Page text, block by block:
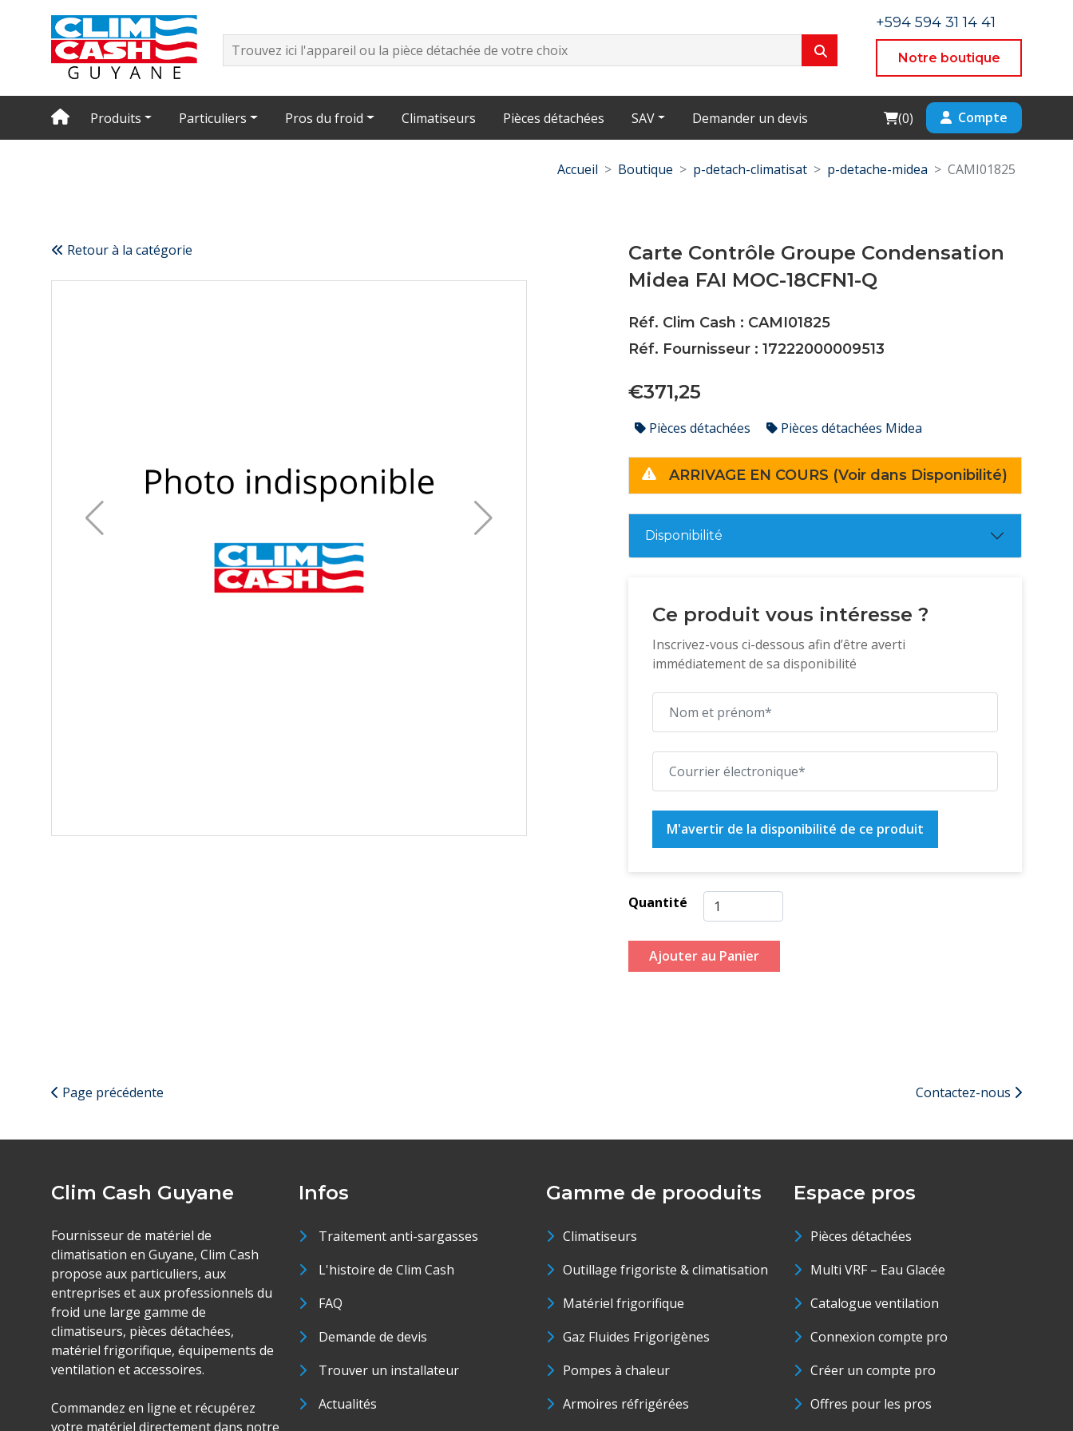
+594 594 31 14 41
Notre boutique
Produits Particuliers Pros du froid Climatiseurs Pièces détachées SAV Demander un devis Cart
(0) Compte
Accueil Boutique p-detach-climatisat p-detache-midea CAMI01825
Retour à la catégorie
Carte Contrôle Groupe Condensation
Midea FAI MOC-18CFN1-Q
Réf. Clim Cash : CAMI01825
Réf. Fournisseur : 17222000009513
€371,25
Pièces détachées Pièces détachées Midea
ARRIVAGE EN COURS (Voir dans Disponibilité)
Disponibilité
Ce produit vous intéresse ?
Inscrivez-vous ci-dessous afin d’être averti
immédiatement de sa disponibilité
M'avertir de la disponibilité de ce produit
Quantité
Ajouter au Panier
Page précédente Contactez-nous
Clim Cash Guyane
Fournisseur de matériel de
climatisation en Guyane, Clim Cash
propose aux particuliers, aux
entreprises et aux professionnels du
froid une large gamme de
climatiseurs, pièces détachées,
matériel frigorifique, équipements de
ventilation et accessoires.
Commandez en ligne et récupérez
votre matériel directement dans notre
Infos
Traitement anti-sargasses
L'histoire de Clim Cash
FAQ
Demande de devis
Trouver un installateur
Actualités
Gamme de prooduits
Climatiseurs
Outillage frigoriste & climatisation
Matériel frigorifique
Gaz Fluides Frigorigènes
Pompes à chaleur
Armoires réfrigérées
Espace pros
Pièces détachées
Multi VRF – Eau Glacée
Catalogue ventilation
Connexion compte pro
Créer un compte pro
Offres pour les pros